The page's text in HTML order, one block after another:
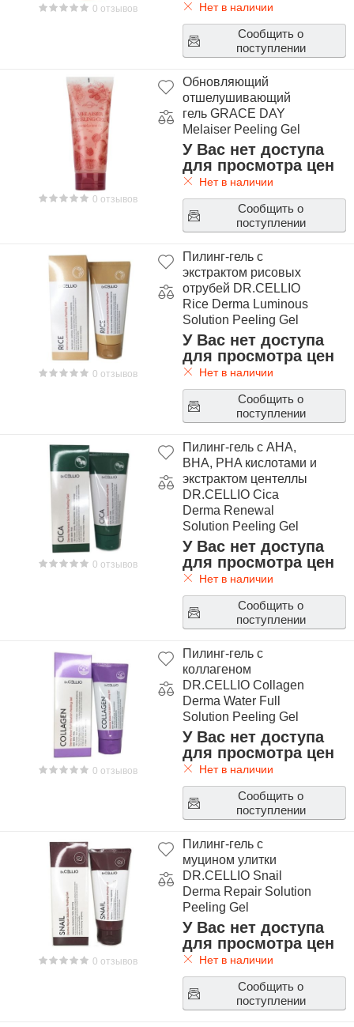
0 отзывов Нет в наличии
Сообщить о
поступлении
0 отзывов
Обновляющий
отшелушивающий
гель GRACE DAY
Melaiser Peeling Gel
У Вас нет доступа
для просмотра цен
Нет в наличии
Сообщить о
поступлении
0 отзывов
Пилинг-гель с
экстрактом рисовых
отрубей DR.CELLIO
Rice Derma Luminous
Solution Peeling Gel
У Вас нет доступа
для просмотра цен
Нет в наличии
Сообщить о
поступлении
0 отзывов
Пилинг-гель с AHA,
BHA, PHA кислотами и
экстрактом центеллы
DR.CELLIO Cica
Derma Renewal
Solution Peeling Gel
У Вас нет доступа
для просмотра цен
Нет в наличии
Сообщить о
поступлении
0 отзывов
Пилинг-гель с
коллагеном
DR.CELLIO Collagen
Derma Water Full
Solution Peeling Gel
У Вас нет доступа
для просмотра цен
Нет в наличии
Сообщить о
поступлении
0 отзывов
Пилинг-гель с
муцином улитки
DR.CELLIO Snail
Derma Repair Solution
Peeling Gel
У Вас нет доступа
для просмотра цен
Нет в наличии
Сообщить о
поступлении